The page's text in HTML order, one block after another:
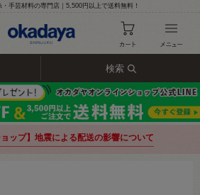
手芸材料の専門店｜5,500円以上で送料無料！
検索
ョップ】地震による配送の影響について